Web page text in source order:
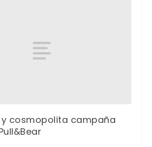
y cosmopolita campaña